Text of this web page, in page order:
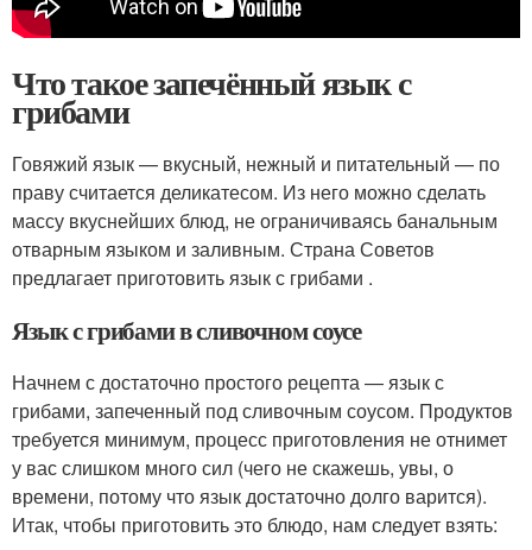
Что такое запечённый язык с
грибами
Говяжий язык — вкусный, нежный и питательный — по
праву считается деликатесом. Из него можно сделать
массу вкуснейших блюд, не ограничиваясь банальным
отварным языком и заливным. Страна Советов
предлагает приготовить язык с грибами .
Язык с грибами в сливочном соусе
Начнем с достаточно простого рецепта — язык с
грибами, запеченный под сливочным соусом. Продуктов
требуется минимум, процесс приготовления не отнимет
у вас слишком много сил (чего не скажешь, увы, о
времени, потому что язык достаточно долго варится).
Итак, чтобы приготовить это блюдо, нам следует взять: